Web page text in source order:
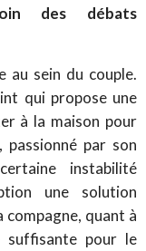
des débats
au sein du couple.
qui propose une
à la maison pour
passionné par son
instabilité
une solution
compagne, quant à
suffisante pour le